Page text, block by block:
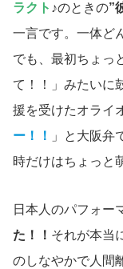
ラクト ♪のときの”
一言です。一体ど
でも、最初ちょっ
て！！」みたいに
援を受けたオライ
ー！！
」と大阪弁
時だけはちょっと
日本人のパフォー
た！！ それが本当
のしなやかで人間